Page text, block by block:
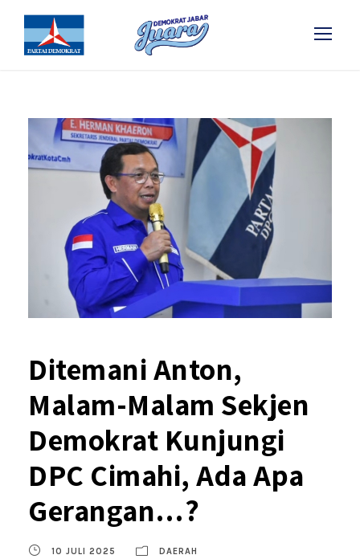
Ditemani Anton,
Malam-Malam Sekjen
Demokrat Kunjungi
DPC Cimahi, Ada Apa
Gerangan…?
10 JULI 2025 DAERAH